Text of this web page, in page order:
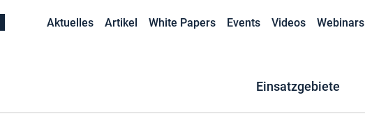
Aktuelles Artikel White Papers Events Videos Webinars
Einsatzgebiete